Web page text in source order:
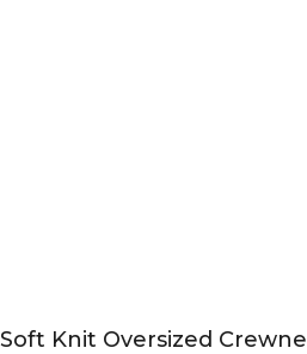
Soft Knit Oversized